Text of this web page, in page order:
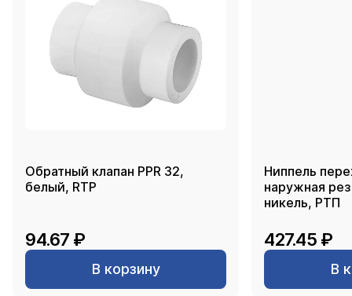
Обратный клапан PPR 32,
белый, RTP
94.67 ₽
В корзину
Ниппель
наружная
никель, РТП
427.45 ₽
В